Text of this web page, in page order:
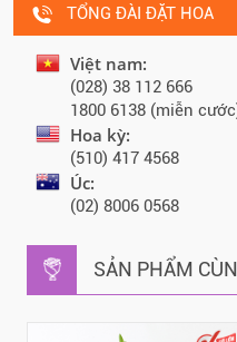
TỔNG ĐÀI ĐẶT HOA
Việt nam:
(028) 38 112 666
1800 6138 (miễn
Hoa kỳ:
(510) 417 4568
Úc:
(02) 8006 0568
SẢN PHẨM